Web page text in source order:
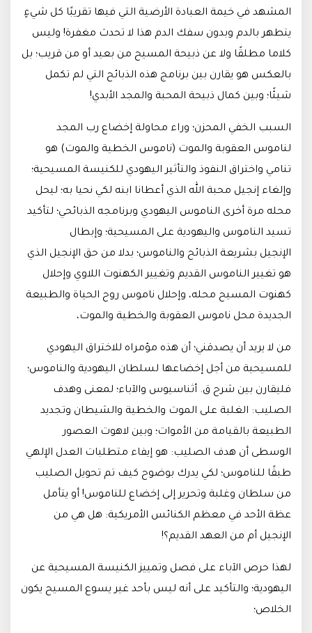
المشهد في خيمة العبادة الأرضية التي فيها تقريبًا كل شيءٍ
يتطهر بالدم وبدون سفك الدم هذا لا تحدث مغفرة! وليس
كلاما مطلقًا ولا عن ذبيحة المسيح من بعيد أو من قريب؛ بل
بالعكس هو يقارن بين برنامج هذه الذبائح التي لم تكمل
شيئًا؛ وبين كمال ذبيحة المحبة والمجد الأبدي!
السبب الخفي المحزن؛ وراء محاولة إخضاع رب المجد
لناموس العقوبة والموت (ناموس الخطية والموت) هو
تنامي واختراق النفوذ والتأثير اليهودي للكنيسة المسيحية؛
وإلغاء إنجيل محبة الله الذي أعطانا ابنه لكي نحيا به؛ ليحل
محله مرة أخرى الناموس اليهودي وبرنامجه الذبائحي؛ لتأكيد
تسيد الناموس واليهودية على المسيحية؛ وإبطال
الإنجيل بشريعة الذبائح والناموس؛ بدلا من حق الإنجيل الذي
هو تغيير الناموس القديم وتغيير الكهنوت اللاوي وإحلال
كهنوت المسيح محله، وإحلال ناموس روح الحياة والطبيعة
الجديدة محل ناموس العقوبة والخطية والموت،
من لا يريد أن يصدقني؛ أن هذه مؤمراه للاختراق اليهودي
للمسيحية من أجل إخضاعها لسلطان اليهودية والناموس؛
فليقارن بين شرح ق. أثناسيوس والآباء؛ لمعنى وهدف
الصليب: الغلبة على الموت والخطية والشيطان وتجديد
الطبيعة بالقيامة من الأموات؛ وبين لاهوت العصور
الوسطى أن هدف الصليب: هو إيفاء متطلبات العدل الإلهي
طبقًا للناموس؛ لكي يدرك بوضوح كيف تم تحويل الصليب
من سلطان وغلبة وتحرير إلى إخضاع للناموس! أو يتأمل
عظة الأحد في معظم الكنائس الأمريكية: هل هي من
الإنجيل أم من العهد القديم؟!
لهذا حرص الآباء على فصل وتمييز الكنيسة المسيحية عن
اليهودية؛ والتأكيد على أنه ليس بأحد غير يسوع المسيح يكون
الخلاص؛